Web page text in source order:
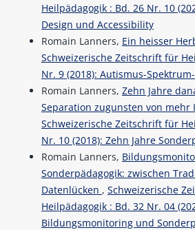
Heilpädagogik : Bd. 26 Nr. 10
Design und Accessibility
Romain Lanners, Ein heisser
Schweizerische Zeitschrift für
Nr. 9 (2018): Autismus-
Romain Lanners, Zehn Jahre
Separation zugunsten von mehr
Schweizerische Zeitschrift für
Nr. 10 (2018): Zehn Jahre
Romain Lanners,
Sonderpädagogik: zwischen
Datenlücken , Schweizerische
Heilpädagogik : Bd. 32 Nr. 04
Bildungsmonitoring und